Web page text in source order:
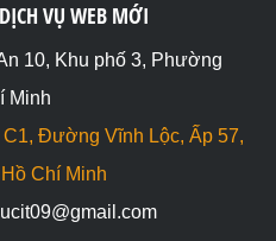
VỤ WEB MỚI
10, Khu phố 3, Phường
Minh
Đường Vĩnh Lộc, Ấp 57,
Chí Minh